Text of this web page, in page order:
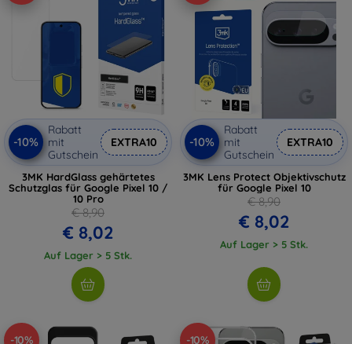
-10%
Rabatt
mit
Gutschein
EXTRA10
3MK HardGlass gehärtetes
Schutzglas für Google Pixel 10 /
10 Pro
€ 8,90
€ 8,02
Auf Lager > 5 Stk.
-10%
Rabatt
mit
Gutschein
EXTRA10
3MK Lens Protect Objektivschutz
für Google Pixel 10
€ 8,90
€ 8,02
Auf Lager > 5 Stk.
-10% -10%